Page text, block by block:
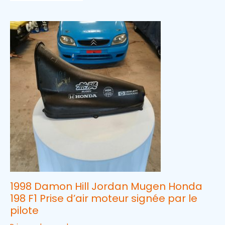
1998 Damon Hill Jordan Mugen Honda
198 F1 Prise d’air moteur signée par le
pilote